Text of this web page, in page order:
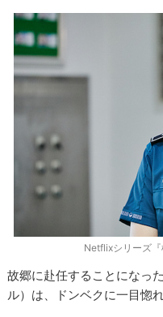
Netflixシリーズ
故郷に赴任することになっ
ル）は、ドンベクに一目惚れ